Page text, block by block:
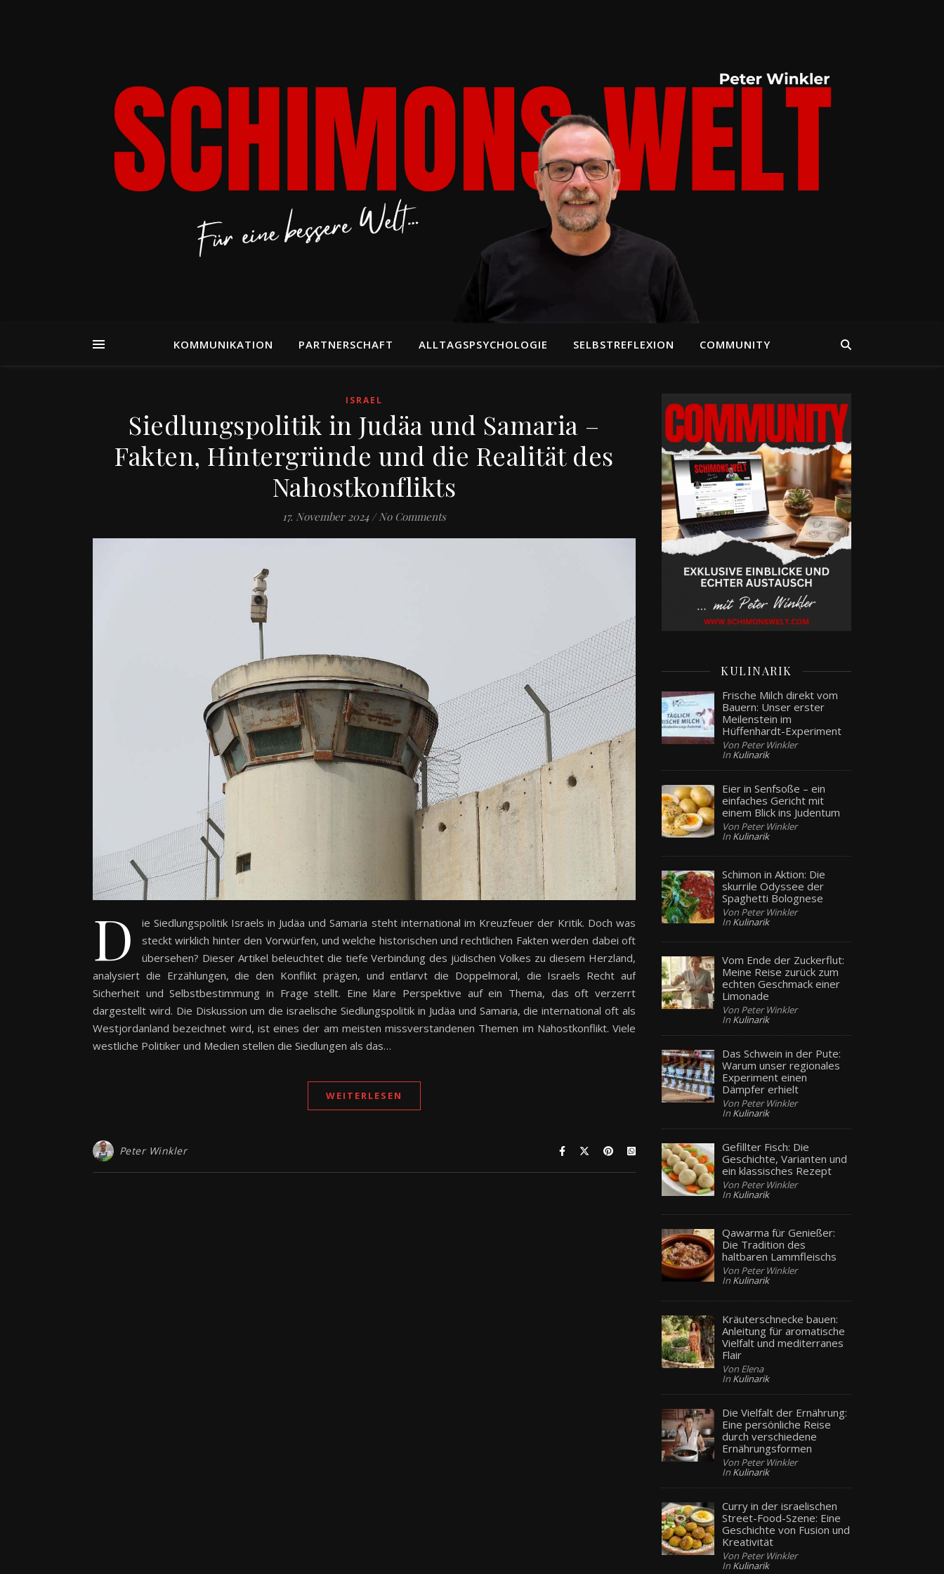
KOMMUNIKATION PARTNERSCHAFT ALLTAGSPSYCHOLOGIE SELBSTREFLEXION COMMUNITY
ISRAEL
Siedlungspolitik in Judäa und Samaria –
Fakten, Hintergründe und die Realität des
Nahostkonflikts
17. November 2024 / No Comments
D
ie Siedlungspolitik Israels in Judäa und Samaria steht international im Kreuzfeuer der Kritik. Doch was
steckt wirklich hinter den Vorwürfen, und welche historischen und rechtlichen Fakten werden dabei oft
übersehen? Dieser Artikel beleuchtet die tiefe Verbindung des jüdischen Volkes zu diesem Herzland,
analysiert die Erzählungen, die den Konflikt prägen, und entlarvt die Doppelmoral, die Israels Recht auf
Sicherheit und Selbstbestimmung in Frage stellt. Eine klare Perspektive auf ein Thema, das oft verzerrt
dargestellt wird. Die Diskussion um die israelische Siedlungspolitik in Judäa und Samaria, die international oft als
Westjordanland bezeichnet wird, ist eines der am meisten missverstandenen Themen im Nahostkonflikt. Viele
westliche Politiker und Medien stellen die Siedlungen als das…
WEITERLESEN
Peter Winkler
KULINARIK
Frische Milch direkt vom
Bauern: Unser erster
Meilenstein im
Hüffenhardt-Experiment
Von Peter Winkler
In Kulinarik
Eier in Senfsoße – ein
einfaches Gericht mit
einem Blick ins Judentum
Von Peter Winkler
In Kulinarik
Schimon in Aktion: Die
skurrile Odyssee der
Spaghetti Bolognese
Von Peter Winkler
In Kulinarik
Vom Ende der Zuckerflut:
Meine Reise zurück zum
echten Geschmack einer
Limonade
Von Peter Winkler
In Kulinarik
Das Schwein in der Pute:
Warum unser regionales
Experiment einen
Dämpfer erhielt
Von Peter Winkler
In Kulinarik
Gefillter Fisch: Die
Geschichte, Varianten und
ein klassisches Rezept
Von Peter Winkler
In Kulinarik
Qawarma für Genießer:
Die Tradition des
haltbaren Lammfleischs
Von Peter Winkler
In Kulinarik
Kräuterschnecke bauen:
Anleitung für aromatische
Vielfalt und mediterranes
Flair
Von Elena
In Kulinarik
Die Vielfalt der Ernährung:
Eine persönliche Reise
durch verschiedene
Ernährungsformen
Von Peter Winkler
In Kulinarik
Curry in der israelischen
Street-Food-Szene: Eine
Geschichte von Fusion und
Kreativität
Von Peter Winkler
In Kulinarik